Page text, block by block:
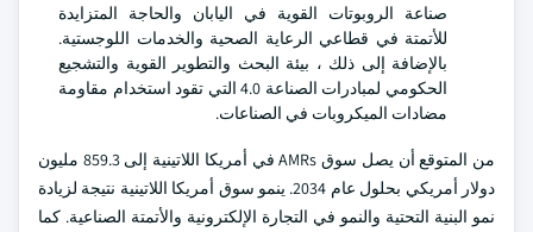
صناعة الروبوتات القوية في اليابان والحاجة المتزايدة
للأتمتة في قطاعي الرعاية الصحية والخدمات اللوجستية.
بالإضافة إلى ذلك ، بيئة البحث والتطوير القوية والتشجيع
الحكومي لمبادرات الصناعة 4.0 التي تقود استخدام مقاومة
مضادات الميكروبات في الصناعات.
من المتوقع أن يصل سوق AMRs في أمريكا اللاتينية إلى 859.3 مليون
دولار أمريكي بحلول عام 2034. ينمو سوق أمريكا اللاتينية نتيجة لزيادة
نمو البنية التحتية والنمو في التجارة الإلكترونية والأتمتة الصناعية. كما